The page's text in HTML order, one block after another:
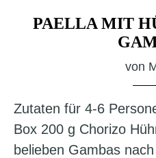
PAELLA MIT
von
Zutaten für 4-6
Box 200 g Chorizo
belieben Gambas nach